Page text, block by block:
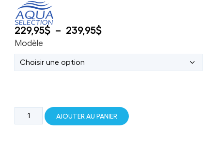
229,95$ – 239,95$
Modèle
AJOUTER AU PANIER